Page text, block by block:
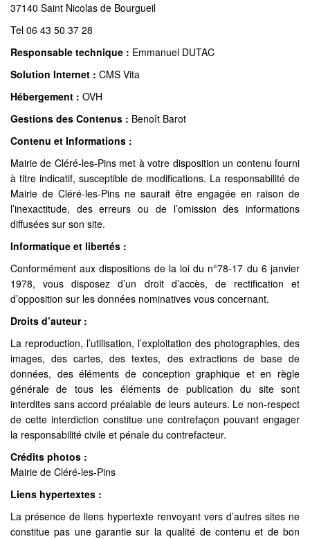
37140 Saint Nicolas de Bourgueil
Tel 06 43 50 37 28
Responsable technique : Emmanuel DUTAC
Solution Internet : CMS Vita
Hébergement : OVH
Gestions des Contenus : Benoît Barot
Contenu et Informations :
Mairie de Cléré-les-Pins met à votre disposition un contenu fourni
à titre indicatif, susceptible de modifications. La responsabilité de
Mairie de Cléré-les-Pins ne saurait être engagée en raison de
l’inexactitude, des erreurs ou de l’omission des informations
diffusées sur son site.
Informatique et libertés :
Conformément aux dispositions de la loi du n°78-17 du 6 janvier
1978, vous disposez d’un droit d’accès, de rectification et
d’opposition sur les données nominatives vous concernant.
Droits d’auteur :
La reproduction, l’utilisation, l’exploitation des photographies, des
images, des cartes, des textes, des extractions de base de
données, des éléments de conception graphique et en règle
générale de tous les éléments de publication du site sont
interdites sans accord préalable de leurs auteurs. Le non-respect
de cette interdiction constitue une contrefaçon pouvant engager
la responsabilité civile et pénale du contrefacteur.
Crédits photos :
Mairie de Cléré-les-Pins
Liens hypertextes :
La présence de liens hypertexte renvoyant vers d’autres sites ne
constitue pas une garantie sur la qualité de contenu et de bon